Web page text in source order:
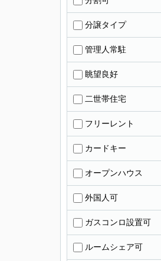
分譲タイプ
管理人常駐
眺望良好
二世帯住宅
フリーレント
カードキー
オープンハウス
外国人可
ガスコンロ設置可
ルームシェア可